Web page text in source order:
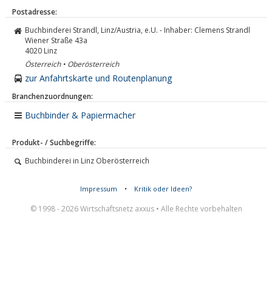
Postadresse:
Buchbinderei Strandl, Linz/Austria, e.U. - Inhaber: Clemens Strandl
Wiener Straße 43a
4020 Linz
Österreich • Oberösterreich
zur Anfahrtskarte und Routenplanung
Branchenzuordnungen:
Buchbinder & Papiermacher
Produkt- / Suchbegriffe:
Buchbinderei in Linz Oberösterreich
Impressum • Kritik oder Ideen?
© 1998 - 2026 Wirtschaftsnetz axxus • Alle Rechte vorbehalten